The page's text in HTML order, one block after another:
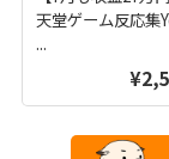
天堂ゲーム反応集
...